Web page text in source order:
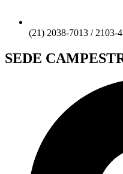
(21) 2038-7013 / 2103-
SEDE